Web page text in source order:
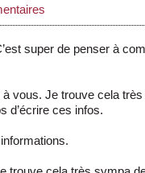
super de penser à
à vous. Je trouve cela
d’écrire ces infos.